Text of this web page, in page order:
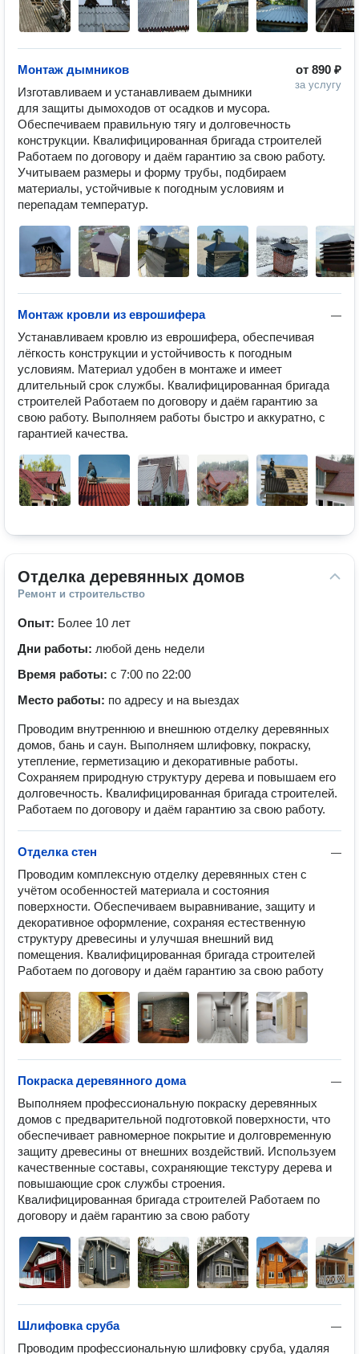
от 890 ₽
за услугу
Монтаж дымников
Изготавливаем и устанавливаем дымники
для защиты дымоходов от осадков и мусора.
Обеспечиваем правильную тягу и долговечность
конструкции. Квалифицированная бригада строителей
Работаем по договору и даём гарантию за свою работу.
Учитываем размеры и форму трубы, подбираем
материалы, устойчивые к погодным условиям и
перепадам температур.
—
Монтаж кровли из еврошифера
Устанавливаем кровлю из еврошифера, обеспечивая
лёгкость конструкции и устойчивость к погодным
условиям. Материал удобен в монтаже и имеет
длительный срок службы. Квалифицированная бригада
строителей Работаем по договору и даём гарантию за
свою работу. Выполняем работы быстро и аккуратно, с
гарантией качества.
Отделка деревянных домов
Ремонт и строительство
Опыт: Более 10 лет
Дни работы: любой день недели
Время работы: с 7:00 по 22:00
Место работы: по адресу и на выездах
Проводим внутреннюю и внешнюю отделку деревянных
домов, бань и саун. Выполняем шлифовку, покраску,
утепление, герметизацию и декоративные работы.
Сохраняем природную структуру дерева и повышаем его
долговечность. Квалифицированная бригада строителей.
Работаем по договору и даём гарантию за свою работу.
—
Отделка стен
Проводим комплексную отделку деревянных стен с
учётом особенностей материала и состояния
поверхности. Обеспечиваем выравнивание, защиту и
декоративное оформление, сохраняя естественную
структуру древесины и улучшая внешний вид
помещения. Квалифицированная бригада строителей
Работаем по договору и даём гарантию за свою работу
—
Покраска деревянного дома
Выполняем профессиональную покраску деревянных
домов с предварительной подготовкой поверхности, что
обеспечивает равномерное покрытие и долговременную
защиту древесины от внешних воздействий. Используем
качественные составы, сохраняющие текстуру дерева и
повышающие срок службы строения.
Квалифицированная бригада строителей Работаем по
договору и даём гарантию за свою работу
—
Шлифовка сруба
Проводим профессиональную шлифовку сруба, удаляя